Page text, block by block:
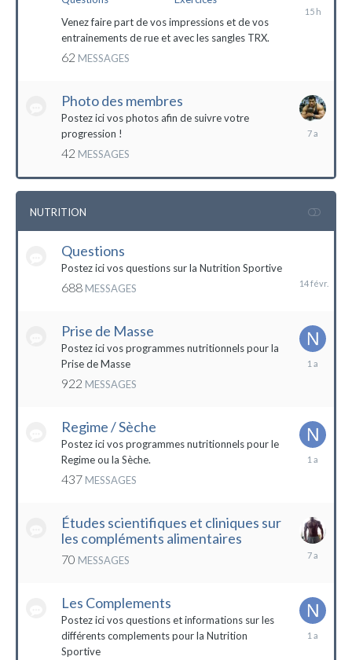
Venez faire part de vos impressions et de vos
entrainements de rue et avec les sangles TRX.
62 MESSAGES
Photo des membres
Postez ici vos photos afin de suivre votre
progression !
42 MESSAGES
18
NUTRITION
Questions
Postez ici vos questions sur la Nutrition Sportive
688 MESSAGES
Prise de Masse
Postez ici vos programmes nutritionnels pour la
Prise de Masse
922 MESSAGES
19
Regime / Sèche
Postez ici vos programmes nutritionnels pour le
Regime ou la Sèche.
437 MESSAGES
18
Études scientifiques et cliniques sur
les compléments alimentaires
70 MESSAGES
18
Les Complements
Postez ici vos questions et informations sur les
différents complements pour la Nutrition
Sportive